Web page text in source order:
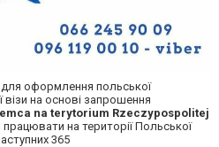
оформлення польської
візи на основі запрошення
na terytorium Rzeczypospolitej
на території Польської
365